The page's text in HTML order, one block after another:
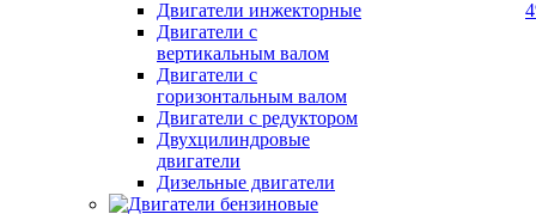
Двигатели инжекторные
Двигатели с
вертикальным валом
Двигатели с
горизонтальным валом
Двигатели с редуктором
Двухцилиндровые
двигатели
Дизельные двигатели